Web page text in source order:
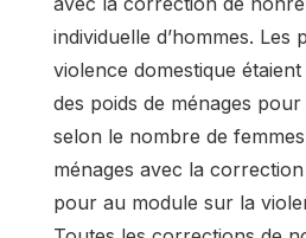
individuelle d’hommes. Les
violence domestique
des poids de ménages pour
selon le nombre de
ménages avec la
pour au module sur la